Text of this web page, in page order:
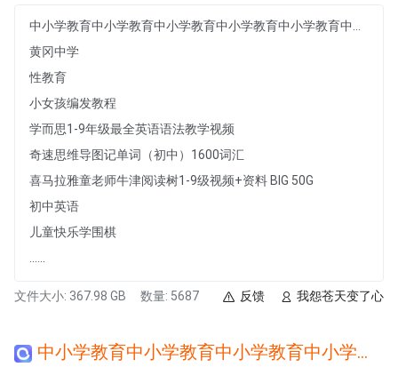
黄冈中学
性教育
小女孩编发教程
学而思1-9年级最全英语语法教学视频
奇速思维导图记单词（初中）1600词汇
喜马拉雅童老师牛津阅读树1-9级视频+资料 BIG 50G
初中英语
儿童快乐学围棋
文件大小: 367.98 GB 数量: 5687 我怨苍天变了心
反馈
中小学教育中小学教育中小学教育中小学教育中小学教育中小学教育中小学教育中小学教育中小学教育中小学教育中小学教育中小学教育